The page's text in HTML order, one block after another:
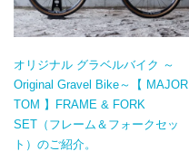
オリジナル グラベルバイク ～
Original Gravel Bike～【 MAJOR
TOM 】FRAME & FORK
SET（フレーム＆フォークセッ
ト）のご紹介。